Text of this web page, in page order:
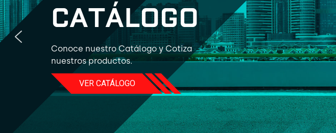
CATÁLOGO
Conoce nuestro Catálogo y Cotiza
nuestros productos.
VER CATÁLOGO